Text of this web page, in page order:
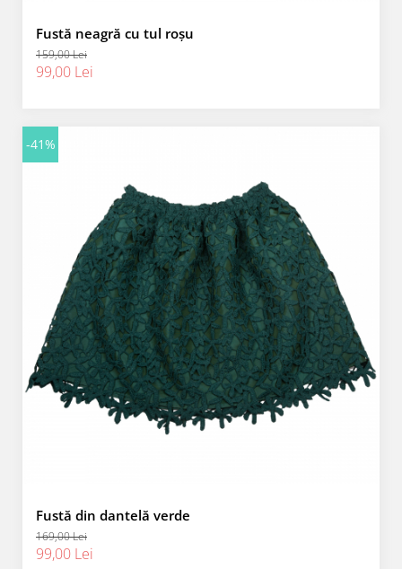
Fustă neagră cu tul roșu
159,00 Lei
99,00 Lei
-41%
Fustă din dantelă verde
169,00 Lei
99,00 Lei